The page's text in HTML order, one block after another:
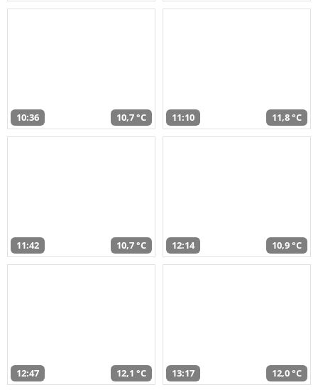
10:36 10,7 °C 11:10 11,8 °C
11:42 10,7 °C 12:14 10,9 °C
12:47 12,1 °C 13:17 12,0 °C